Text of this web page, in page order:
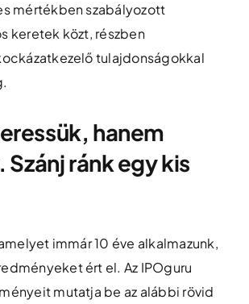
mértékben szabályozott
keretek közt, részben
tulajdonságokkal
hanem
Szánj ránk egy kis
immár 10 éve alkalmazunk,
ért el. Az IPOguru
mutatja be az alábbi rövid